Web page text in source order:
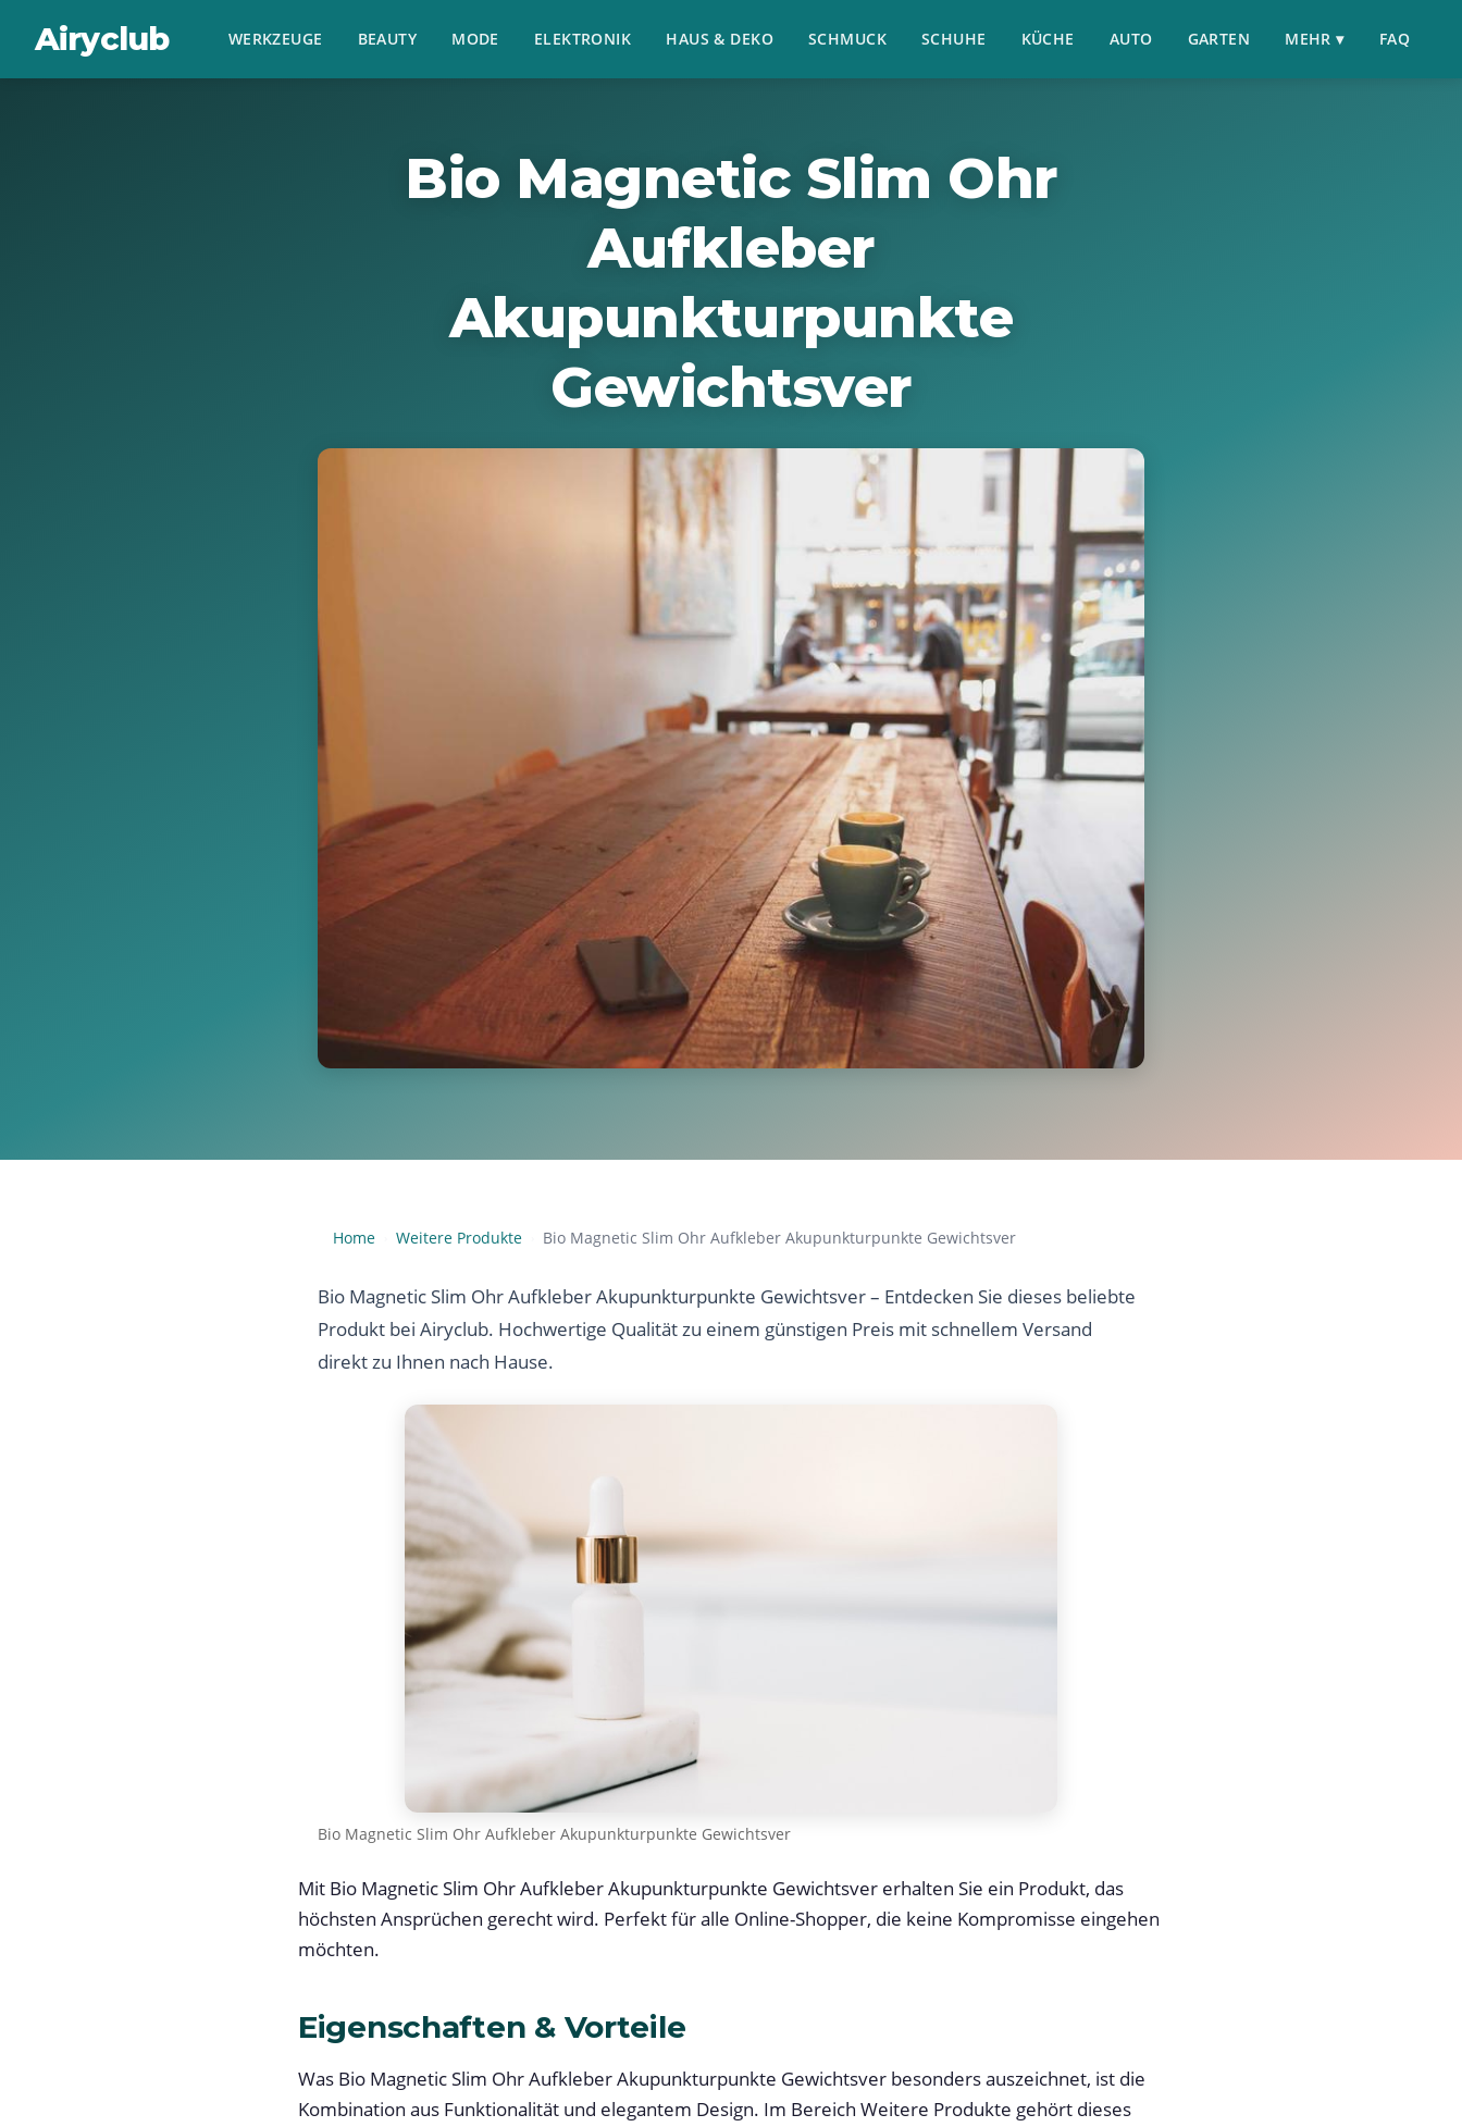
Airyclub WERKZEUGE BEAUTY MODE ELEKTRONIK HAUS & DEKO SCHMUCK SCHUHE KÜCHE AUTO GARTEN MEHR ▾ FAQ
Bio Magnetic Slim Ohr
Aufkleber
Akupunkturpunkte
Gewichtsver
Home Weitere Produkte Bio Magnetic Slim Ohr Aufkleber Akupunkturpunkte Gewichtsver
Bio Magnetic Slim Ohr Aufkleber Akupunkturpunkte Gewichtsver – Entdecken Sie dieses beliebte
Produkt bei Airyclub. Hochwertige Qualität zu einem günstigen Preis mit schnellem Versand
direkt zu Ihnen nach Hause.
Bio Magnetic Slim Ohr Aufkleber Akupunkturpunkte Gewichtsver
Mit Bio Magnetic Slim Ohr Aufkleber Akupunkturpunkte Gewichtsver erhalten Sie ein Produkt, das
höchsten Ansprüchen gerecht wird. Perfekt für alle Online-Shopper, die keine Kompromisse eingehen
möchten.
Eigenschaften & Vorteile
Was Bio Magnetic Slim Ohr Aufkleber Akupunkturpunkte Gewichtsver besonders auszeichnet, ist die
Kombination aus Funktionalität und elegantem Design. Im Bereich Weitere Produkte gehört dieses